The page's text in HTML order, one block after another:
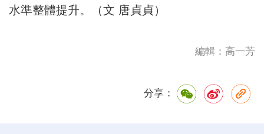
水準整體提升。（文 唐貞貞）
編輯：高一芳
分享：